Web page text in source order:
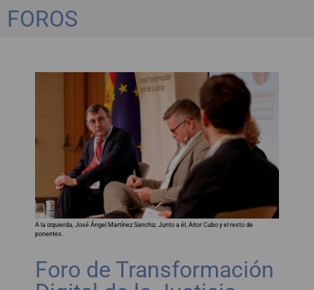
FOROS
A la izquierda, José Ángel Martínez Sanchiz. Junto a él, Aitor Cubo y el resto de
ponentes.
Foro de Transformación